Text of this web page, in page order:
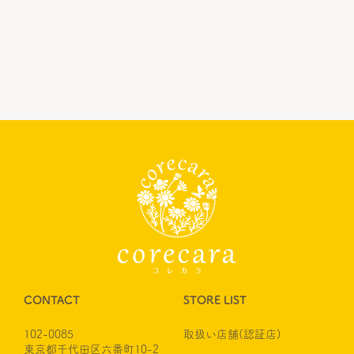
CONTACT
102-0085
東京都千代田区六番町10-2
STORE LIST
取扱い店舗(認証店)